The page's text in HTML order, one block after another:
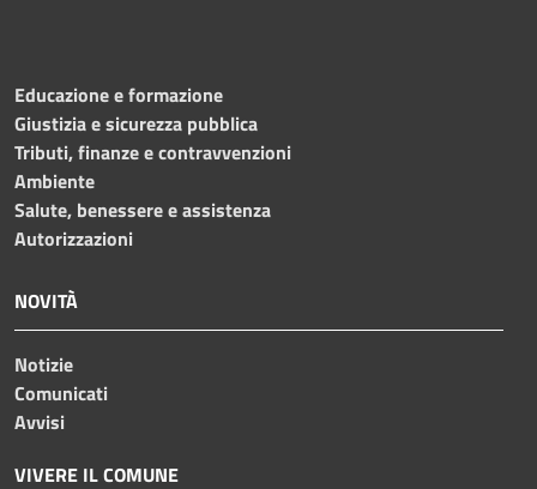
Educazione e formazione
Giustizia e sicurezza pubblica
Tributi, finanze e contravvenzioni
Ambiente
Salute, benessere e assistenza
Autorizzazioni
NOVITÀ
Notizie
Comunicati
Avvisi
VIVERE IL COMUNE